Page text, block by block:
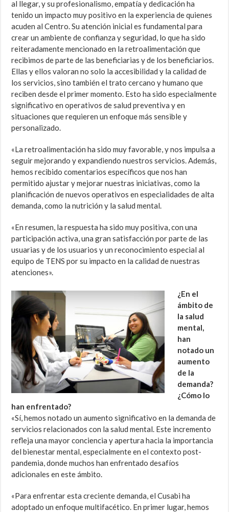
al llegar, y su profesionalismo, empatía y dedicación ha
tenido un impacto muy positivo en la experiencia de quienes
acuden al Centro. Su atención inicial es fundamental para
crear un ambiente de confianza y seguridad, lo que ha sido
reiteradamente mencionado en la retroalimentación que
recibimos de parte de las beneficiarias y de los beneficiarios.
Ellas y ellos valoran no solo la accesibilidad y la calidad de
los servicios, sino también el trato cercano y humano que
reciben desde el primer momento. Esto ha sido especialmente
significativo en operativos de salud preventiva y en
situaciones que requieren un enfoque más sensible y
personalizado.
«La retroalimentación ha sido muy favorable, y nos impulsa a
seguir mejorando y expandiendo nuestros servicios. Además,
hemos recibido comentarios específicos que nos han
permitido ajustar y mejorar nuestras iniciativas, como la
planificación de nuevos operativos en especialidades de alta
demanda, como la nutrición y la salud mental.
«En resumen, la respuesta ha sido muy positiva, con una
participación activa, una gran satisfacción por parte de las
usuarias y de los usuarios y un reconocimiento especial al
equipo de TENS por su impacto en la calidad de nuestras
atenciones».
¿En el
ámbito de
la salud
mental,
han
notado un
aumento
de la
demanda?
¿Cómo lo
han enfrentado?
«Sí, hemos notado un aumento significativo en la demanda de
servicios relacionados con la salud mental. Este incremento
refleja una mayor conciencia y apertura hacia la importancia
del bienestar mental, especialmente en el contexto post-
pandemia, donde muchos han enfrentado desafíos
adicionales en este ámbito.
«Para enfrentar esta creciente demanda, el Cusabi ha
adoptado un enfoque multifacético. En primer lugar, hemos